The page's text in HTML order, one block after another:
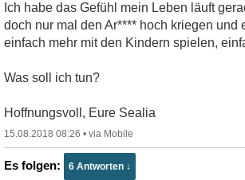
Ich habe das Gefühl mein Leben läuft
doch nur mal den Ar**** hoch kriegen
einfach mehr mit den Kindern spielen,
Was soll ich tun?
Hoffnungsvoll, Eure Sealia
15.08.2018 08:26 •
6 Antworten ↓